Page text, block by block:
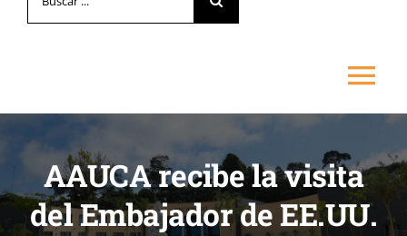
for:
LA UNIVERSIDAD
FORMACIÓN
AAUCA recibe la visita
del Embajador de EE.UU.